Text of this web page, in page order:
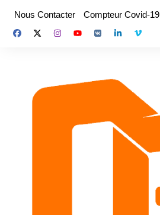
contenu
Nous Contacter Compteur Covid-19